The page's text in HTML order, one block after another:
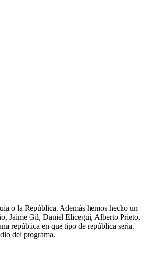
o la República. Además hemos hecho un
Jaime Gil, Daniel Elicegui, Alberto Prieto,
república en qué tipo de república seria.
del programa.